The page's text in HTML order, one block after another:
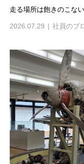
走る場所は飽きのこな
2026.07.29 社員のブ